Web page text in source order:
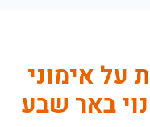
על אימוני
באר שבע